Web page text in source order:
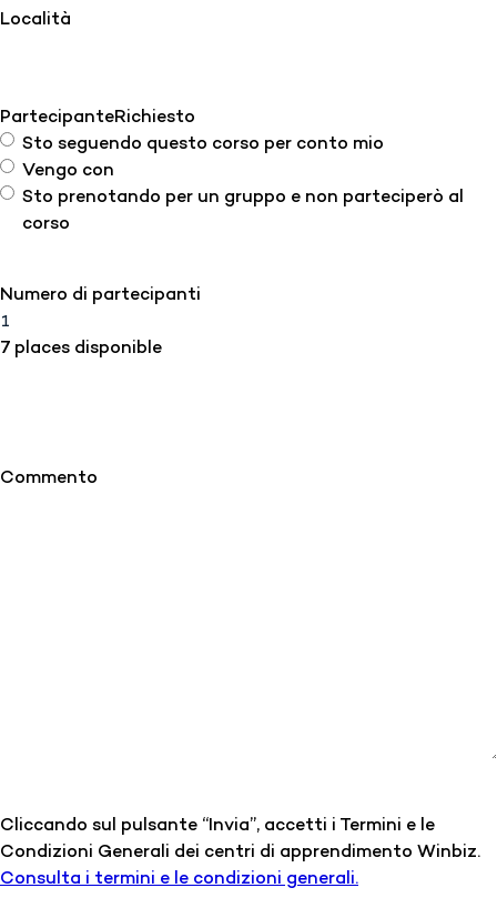
Località
PartecipanteRichiesto
Sto seguendo questo corso per conto mio
Vengo con
Sto prenotando per un gruppo e non parteciperò al
corso
Numero di partecipanti
7 places disponible
Commento
Cliccando sul pulsante “Invia”, accetti i Termini e le
Condizioni Generali dei centri di apprendimento Winbiz.
Consulta i termini e le condizioni generali.